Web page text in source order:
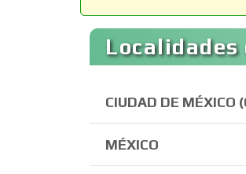
CIUDAD DE MÉXICO
MÉXICO